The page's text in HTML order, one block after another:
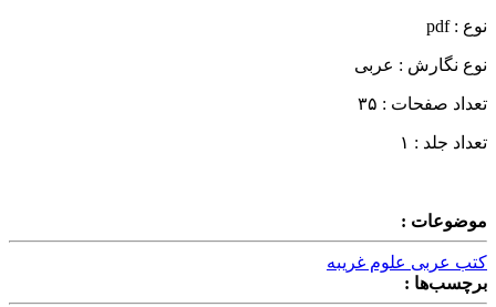
نوع : pdf
نوع نگارش : عربی
تعداد صفحات : ۳۵
تعداد جلد : ۱
موضوعات :
کتب عربی علوم غریبه
برچسب‌ها :